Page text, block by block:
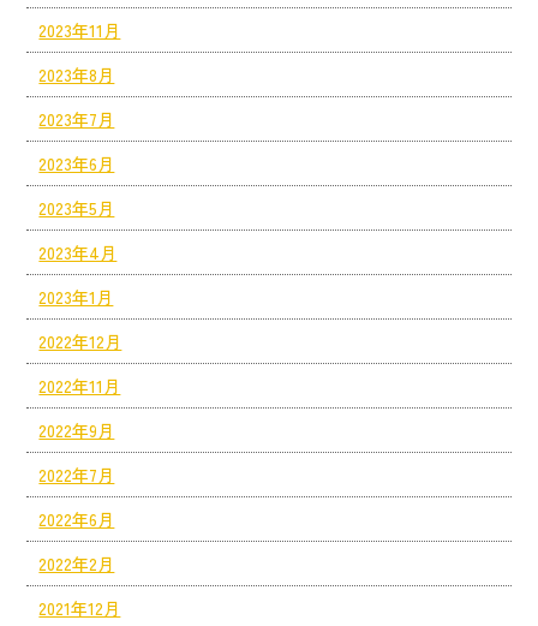
2023年11月
2023年8月
2023年7月
2023年6月
2023年5月
2023年4月
2023年1月
2022年12月
2022年11月
2022年9月
2022年7月
2022年6月
2022年2月
2021年12月